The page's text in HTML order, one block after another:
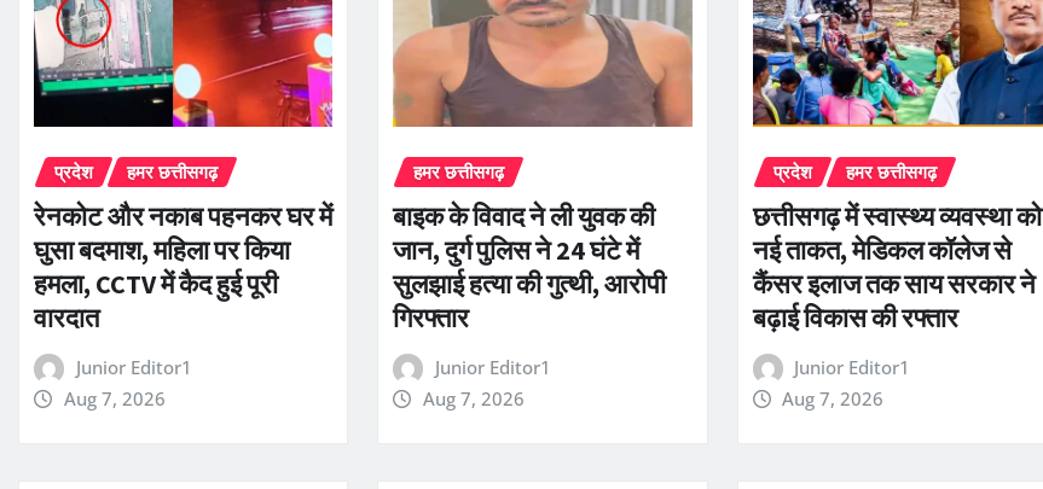
प्रदेश हमर छत्तीसगढ़
रेनकोट और नकाब पहनकर घर में
घुसा बदमाश, महिला पर किया
हमला, CCTV में कैद हुई पूरी
वारदात
Junior Editor1
Aug 7, 2026
हमर छत्तीसगढ़
बाइक के विवाद ने ली युवक की
जान, दुर्ग पुलिस ने 24 घंटे में
सुलझाई हत्या की गुत्थी, आरोपी
गिरफ्तार
Junior Editor1
Aug 7, 2026
प्रदेश हमर छत्तीसगढ़
छत्तीसगढ़ में स्वास्थ्य व्यवस्था को
नई ताकत, मेडिकल कॉलेज से
कैंसर इलाज तक साय सरकार ने
बढ़ाई विकास की रफ्तार
Junior Editor1
Aug 7, 2026